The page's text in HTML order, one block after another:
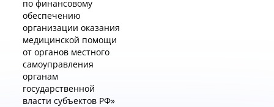
по финансовому
обеспечению
организации оказания
медицинской помощи
от органов местного
самоуправления
органам
государственной
власти субъектов РФ»